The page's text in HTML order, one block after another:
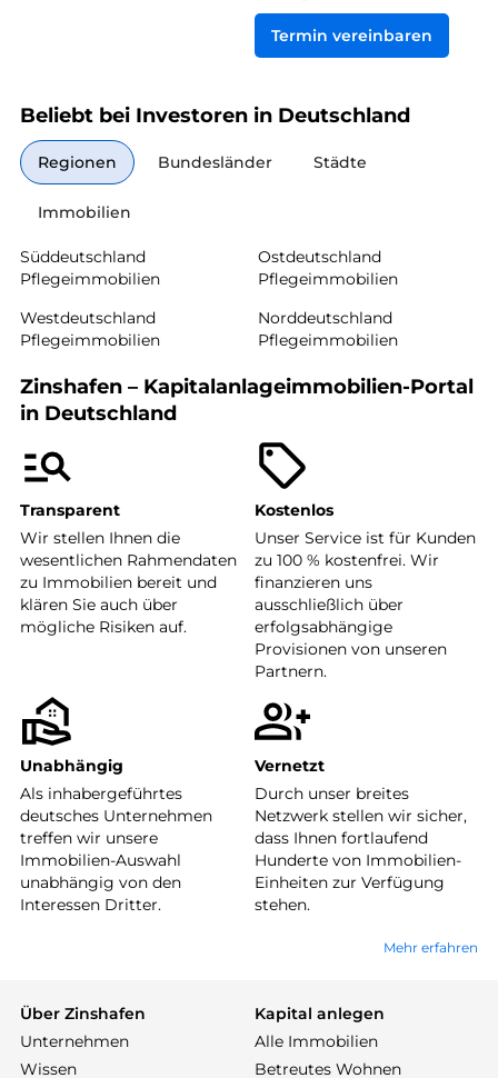
Termin vereinbaren
Beliebt bei Investoren in Deutschland
Regionen Bundesländer Städte
Immobilien
Süddeutschland
Pflegeimmobilien
Ostdeutschland
Pflegeimmobilien
Westdeutschland
Pflegeimmobilien
Norddeutschland
Pflegeimmobilien
Zinshafen – Kapitalanlageimmobilien-Portal
in Deutschland
Transparent
Wir stellen Ihnen die
wesentlichen Rahmendaten
zu Immobilien bereit und
klären Sie auch über
mögliche Risiken auf.
Kostenlos
Unser Service ist für Kunden
zu 100 % kostenfrei. Wir
finanzieren uns
ausschließlich über
erfolgsabhängige
Provisionen von unseren
Partnern.
Unabhängig
Als inhabergeführtes
deutsches Unternehmen
treffen wir unsere
Immobilien-Auswahl
unabhängig von den
Interessen Dritter.
Vernetzt
Durch unser breites
Netzwerk stellen wir sicher,
dass Ihnen fortlaufend
Hunderte von Immobilien-
Einheiten zur Verfügung
stehen.
Mehr erfahren
Über Zinshafen
Unternehmen
Wissen
Kapital anlegen
Alle Immobilien
Betreutes Wohnen